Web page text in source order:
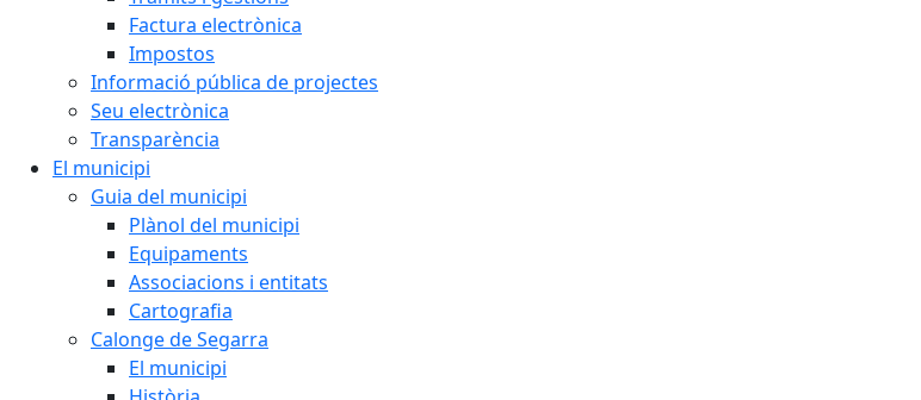
Factura electrònica
Impostos
Informació pública de projectes
Seu electrònica
Transparència
El municipi
Guia del municipi
Plànol del municipi
Equipaments
Associacions i entitats
Cartografia
Calonge de Segarra
El municipi